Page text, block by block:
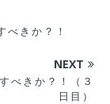
べきか？！
NEXT
べきか？！（３
日目）